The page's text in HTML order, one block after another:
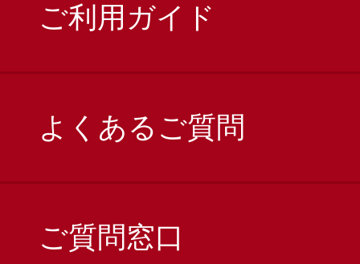
ご利用ガイド
よくあるご質問
ご質問窓口